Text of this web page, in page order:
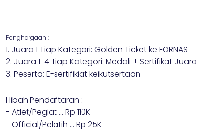
Penghargaan :
1. Juara 1 Tiap Kategori: Golden Ticket ke FORNAS
2. Juara 1-4 Tiap Kategori: Medali + Sertifikat Juara
3. Peserta: E-sertifikiat keikutsertaan
Hibah Pendaftaran :
- Atlet/Pegiat ... Rp 110K
- Official/Pelatih ... Rp 25K